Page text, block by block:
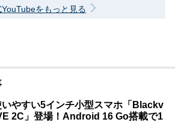
をもっと見る
いやすい5インチ小型スマホ「Blackv
2C」登場！Android 16 Go搭載で1